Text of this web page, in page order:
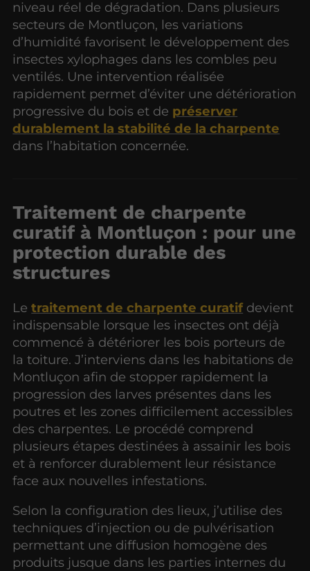
niveau réel de dégradation. Dans plusieurs
secteurs de Montluçon, les variations
d’humidité favorisent le développement des
insectes xylophages dans les combles peu
ventilés. Une intervention réalisée
rapidement permet d’éviter une détérioration
progressive du bois et de préserver
durablement la stabilité de la charpente
dans l’habitation concernée.
Traitement de charpente
curatif à Montluçon : pour une
protection durable des
structures
Letraitement de charpente curatifdevient
indispensable lorsque les insectes ont déjà
commencé à détériorer les bois porteurs de
la toiture. J’interviens dans les habitations de
Montluçon afin de stopper rapidement la
progression des larves présentes dans les
poutres et les zones difficilement accessibles
des charpentes. Le procédé comprend
plusieurs étapes destinées à assainir les bois
et à renforcer durablement leur résistance
face aux nouvelles infestations.
Selon la configuration des lieux, j’utilise des
techniques d’injection ou de pulvérisation
permettant une diffusion homogène des
produits jusque dans les parties internes du